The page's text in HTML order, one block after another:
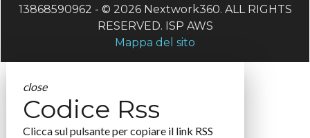
13868590962 - © 2026 Nextwork360. ALL RIGHTS
RESERVED. ISP AWS
Mappa del sito
close
Codice Rss
Clicca sul pulsante per copiare il link RSS